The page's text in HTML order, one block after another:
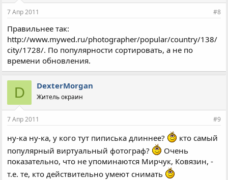
7 Апр 2011 #8
Правильнее так:
http://www.mywed.ru/photographer/popular/country/138/
city/1728/. По популярности сортировать, а не по
времени обновления.
D DexterMorgan
Житель окраин
7 Апр 2011 #9
ну-ка ну-ка, у кого тут пиписька длиннее?
кто самый
популярный виртуальный фотограф?
Очень
показательно, что не упоминаются Мирчук, Ковязин, -
т.е. те, кто действительно умеют снимать